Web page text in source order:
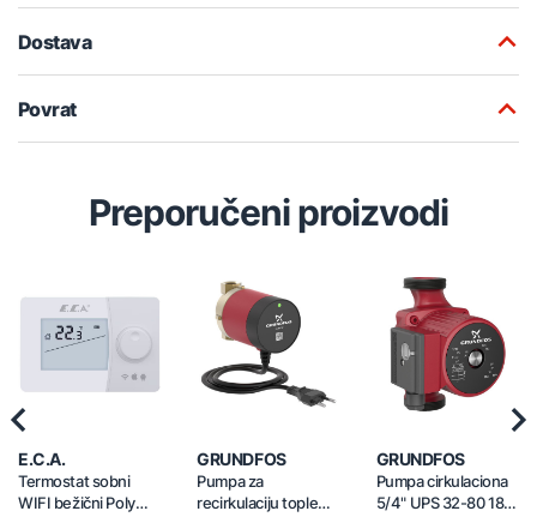
Dostava
Povrat
Preporučeni proizvodi
E.C.A.
Termostat sobni
WIFI bežični Poly
GRUNDFOS
Pumpa za
recirkulaciju tople
GRUNDFOS
Pumpa cirkulaciona
5/4" UPS 32-80 180